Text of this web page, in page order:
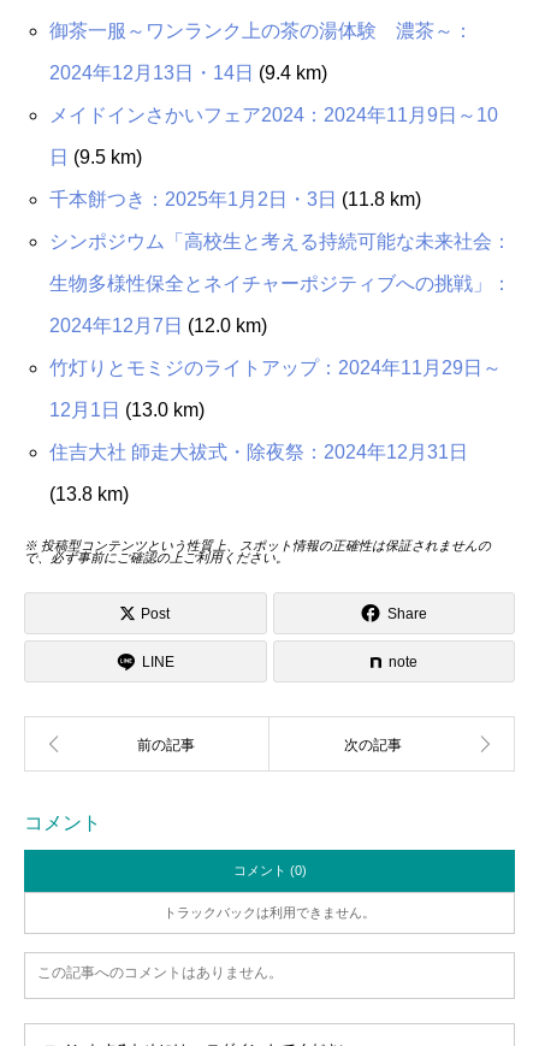
御茶一服～ワンランク上の茶の湯体験 濃茶～：
2024年12月13日・14日 (9.4 km)
メイドインさかいフェア2024：2024年11月9日～10
日 (9.5 km)
千本餅つき：2025年1月2日・3日 (11.8 km)
シンポジウム「高校生と考える持続可能な未来社会：
生物多様性保全とネイチャーポジティブへの挑戦」：
2024年12月7日 (12.0 km)
竹灯りとモミジのライトアップ：2024年11月29日～
12月1日 (13.0 km)
住吉大社 師走大祓式・除夜祭：2024年12月31日
(13.8 km)
※ 投稿型コンテンツという性質上、スポット情報の正確性は保証されませんの
で、必ず事前にご確認の上ご利用ください。
Post Share
LINE note
コメント
コメント (0)
トラックバックは利用できません。
この記事へのコメントはありません。